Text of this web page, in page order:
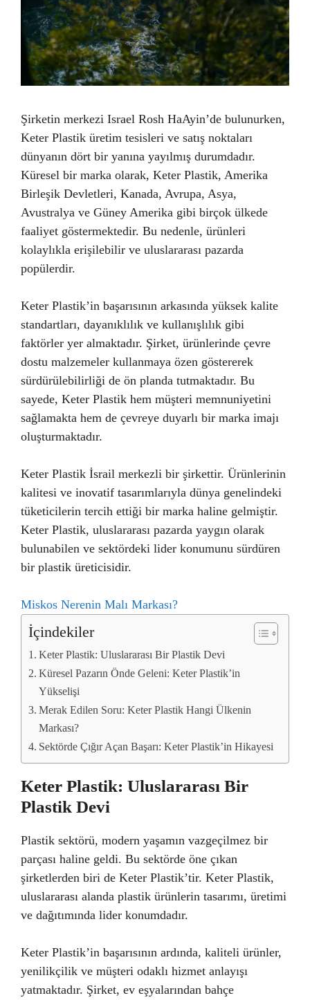
Şirketin merkezi Israel Rosh HaAyin’de bulunurken,
Keter Plastik üretim tesisleri ve satış noktaları
dünyanın dört bir yanına yayılmış durumdadır.
Küresel bir marka olarak, Keter Plastik, Amerika
Birleşik Devletleri, Kanada, Avrupa, Asya,
Avustralya ve Güney Amerika gibi birçok ülkede
faaliyet göstermektedir. Bu nedenle, ürünleri
kolaylıkla erişilebilir ve uluslararası pazarda
popülerdir.
Keter Plastik’in başarısının arkasında yüksek kalite
standartları, dayanıklılık ve kullanışlılık gibi
faktörler yer almaktadır. Şirket, ürünlerinde çevre
dostu malzemeler kullanmaya özen göstererek
sürdürülebilirliği de ön planda tutmaktadır. Bu
sayede, Keter Plastik hem müşteri memnuniyetini
sağlamakta hem de çevreye duyarlı bir marka imajı
oluşturmaktadır.
Keter Plastik İsrail merkezli bir şirkettir. Ürünlerinin
kalitesi ve inovatif tasarımlarıyla dünya genelindeki
tüketicilerin tercih ettiği bir marka haline gelmiştir.
Keter Plastik, uluslararası pazarda yaygın olarak
bulunabilen ve sektördeki lider konumunu sürdüren
bir plastik üreticisidir.
Miskos Nerenin Malı Markası?
İçindekiler
Keter Plastik: Uluslararası Bir Plastik Devi
Küresel Pazarın Önde Geleni: Keter Plastik’in
Yükselişi
Merak Edilen Soru: Keter Plastik Hangi Ülkenin
Markası?
Sektörde Çığır Açan Başarı: Keter Plastik’in Hikayesi
Keter Plastik: Uluslararası Bir
Plastik Devi
Plastik sektörü, modern yaşamın vazgeçilmez bir
parçası haline geldi. Bu sektörde öne çıkan
şirketlerden biri de Keter Plastik’tir. Keter Plastik,
uluslararası alanda plastik ürünlerin tasarımı, üretimi
ve dağıtımında lider konumdadır.
Keter Plastik’in başarısının ardında, kaliteli ürünler,
yenilikçilik ve müşteri odaklı hizmet anlayışı
yatmaktadır. Şirket, ev eşyalarından bahçe